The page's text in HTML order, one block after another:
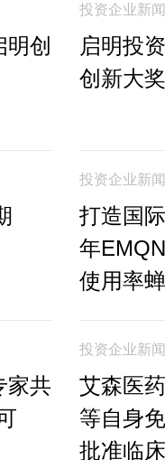
创
投资企业新闻
启明投
创新大奖
投资企业新闻
打造国
年
使用率
家共
投资企业新闻
艾森医
等自身
批准临